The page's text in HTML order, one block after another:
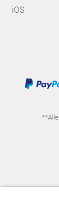
iOS
**Alle